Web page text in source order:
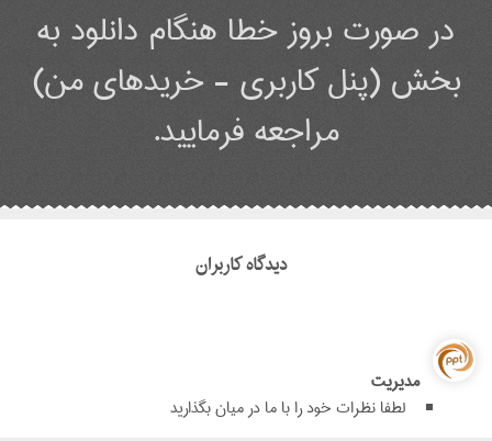
در صورت بروز خطا هنگام دانلود به
بخش (پنل کاربری - خریدهای من)
مراجعه فرمایید.
دیدگاه کاربران
مدیریت
لطفا نظرات خود را با ما در میان بگذارید